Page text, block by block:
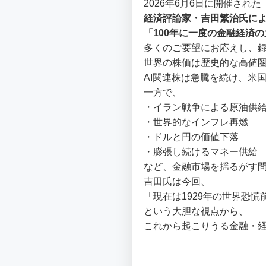
2026年6月6日に開催された
経済評論家・吉田繁治氏に
「100年に一度の金融経済
多くのご要望にお応えし、
世界の株価は歴史的な高値
AI関連株は急騰を続け、米
一方で、
・イラン戦争による原油供
・世界的なインフレ再燃
・ドルと円の価値下落
・膨張し続けるマネー供給
など、金融市場を揺るがす
吉田氏は今回、
「現在は1929年の世界恐
という大胆な視点から、
これから起こりうる金融・